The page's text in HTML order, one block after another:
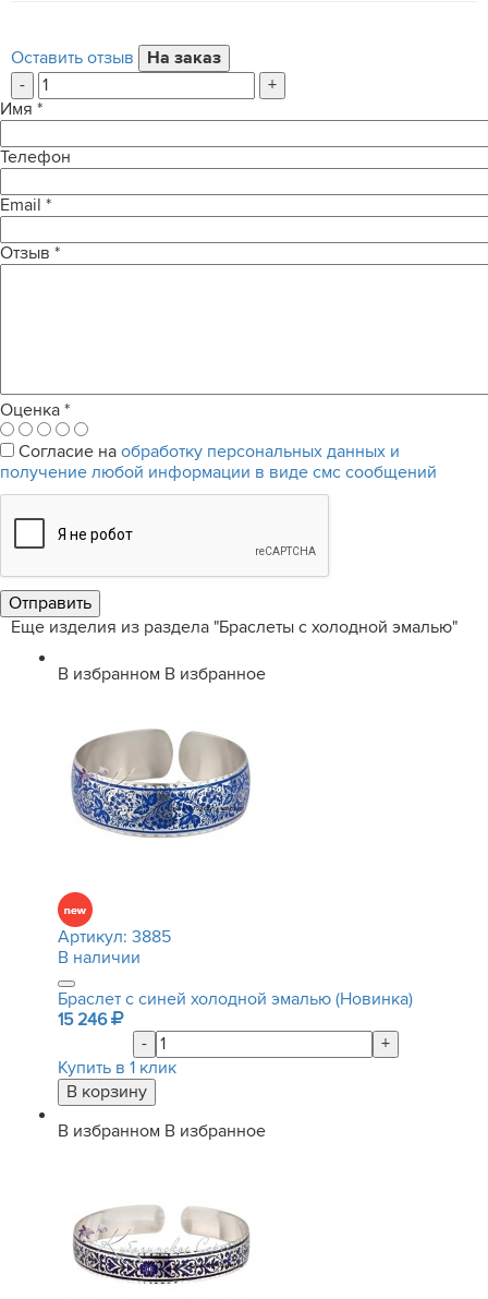
Оставить отзыв
-
+
Имя *
Телефон
Email *
Отзыв *
Оценка *
Согласие на обработку персональных данных и
получение любой информации в виде смс сообщений
Еще изделия из раздела "Браслеты с холодной эмалью"
В избранном В избранное
Артикул: 3885
В наличии
Браслет с синей холодной эмалью (Новинка)
15 246
-
+
Купить в 1 клик
В избранном В избранное